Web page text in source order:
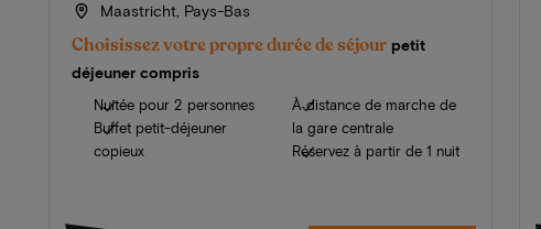
Maastricht, Pays-Bas
Choisissez votre propre durée de séjour petit
déjeuner compris
Nuitée pour 2 personnes
Buffet petit-déjeuner
copieux
À distance de marche de
la gare centrale
Réservez à partir de 1 nuit